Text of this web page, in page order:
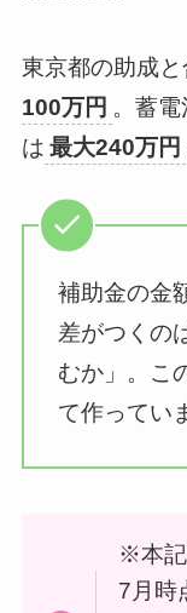
東京都の助成
100万円 。蓄
は 最大240万円
補助金の金
差がつくの
むか」。こ
て作ってい
※本記
7月時